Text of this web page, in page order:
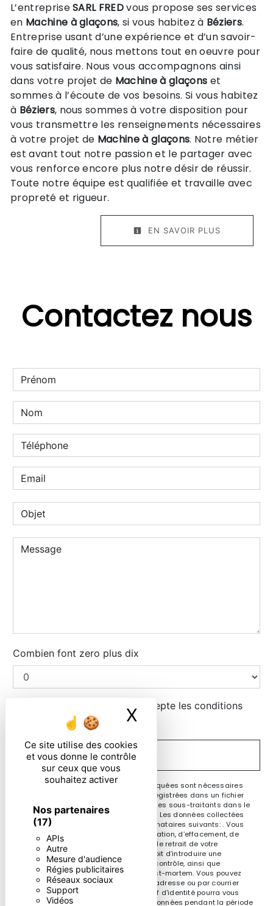
Ce site utilise des cookies
et vous donne le contrôle
sur ceux que vous
souhaitez activer
Nos partenaires
(17)
APIs
Autre
Mesure d'audience
Régies publicitaires
Réseaux sociaux
Support
Vidéos
X Masquer le
L’entrepriseSARL FREDvous propose ses services
en Machine à glaçons, si vous habitez à Béziers.
Entreprise usant d’une expérience et d’un savoir-
faire de qualité, nous mettons tout en oeuvre pour
vous satisfaire. Nous vous accompagnons ainsi
dans votre projet de Machine à glaçons et
sommes à l’écoute de vos besoins. Si vous habitez
à Béziers, nous sommes à votre disposition pour
vous transmettre les renseignements nécessaires
à votre projet de Machine à glaçons. Notre métier
est avant tout notre passion et le partager avec
vous renforce encore plus notre désir de réussir.
Toute notre équipe est qualifiée et travaille avec
propreté et rigueur.
EN SAVOIR PLUS
Contactez nous
Combien font zero plus dix
En cochant cette case, j'accepte les conditions
particulières ci-dessous **
ENVOYER
** Les données personnelles communiquées sont nécessaires
aux fins de vous contacter et sont enregistrées dans un fichier
informatisé. Elles sont destinées à et ses sous-traitants dans le
seul but de répondre à votre message. Les données collectées
seront communiquées aux seuls destinataires suivants: . Vous
disposez de droits d’accès, de rectification, d’effacement, de
portabilité, de limitation, d’opposition, de retrait de votre
consentement à tout moment et du droit d’introduire une
réclamation auprès d’une autorité de contrôle, ainsi que
d’organiser le sort de vos données post-mortem. Vous pouvez
exercer ces droits par voie postale à l'adresse ou par courrier
électronique à l'adresse . Un justificatif d'identité pourra vous
être demandé. Nous conservons vos données pendant la période